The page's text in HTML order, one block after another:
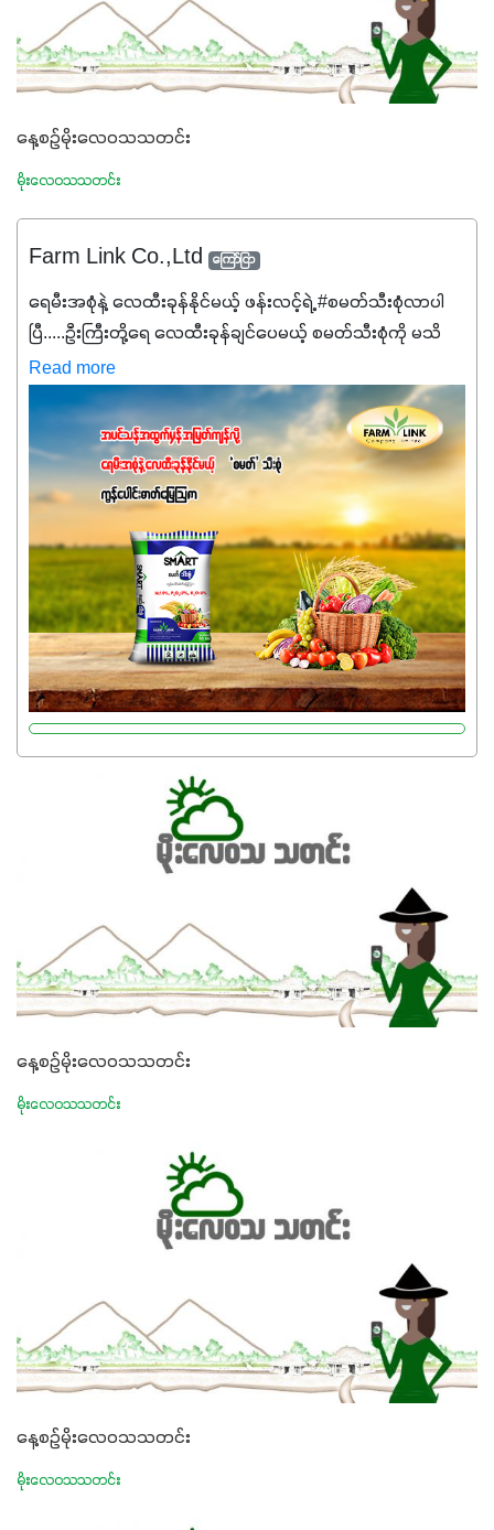
နေ့စဉ်မိုးလေဝသသတင်း
မိုးလေဝသသတင်း
Farm Link Co.,Ltd ကြော်ငြာ
ရေမီးအစုံနဲ့ လေထီးခုန်နိုင်မယ့် ဖန်းလင့်ရဲ့ #စမတ်သီးစုံလာပါ
ပြီ.....ဦးကြီးတို့ရေ ‌လေထီးခုန်ချင်ပေမယ့် စမတ်သီးစုံကို မသိ
သေးရင်တော့ ဒီစာလေးကို ဆက်ဖတ်‌ပေးပါ #စမတ်သီးစုံဆိုတာ
အပင်တိုင်းအတွက် အဓိကအာဟာရNPK (19:7:8)နဲ့ #ဟူးမစ်
အက်စစ်တို့ အချိုးကျ ပေါင်းစပ်ထားတဲ့ ကွန်ပေါင်း
ဓာတ်မြေဩဇာဖြစ်ပါတယ်။ အဓိကအကျိုးကျေးဇူးတွေအနေနဲ့
ကတော့ နိုက်ထရိုဂျင် 19%ပါဝင်တဲ့အတွက် ကလိုရိုဖီးလ်ဖွဲ့စည်း
မှုကို အားပေးကာ သီးနှံပင်များ၏အရွက်များစိမ်းလန်းသန်စွမ်း
ပြီး အစာချက်လုပ်မှုအားကောင်းစေပါတယ်။ အပင်၏ပင်ပိုင်း
ကြီးထွားမှုကို တိုးမြင့်စေကာ အပင်သန်၍ အကြီးမြန်စေပါတယ်။
သင့်တော်တဲ့ Phosphorus 7%ပါဝင်မှုကြောင့် အပင်ရဲ့ အမြစ်
ဖွဲ့စည်းတည်ဆောက်မှုကို ပို၍သန်မာလာအောင် အားပေးပါ
တယ်။ ဒါ့အပြင် ပန်းပွင့်ခြင်း၊အသီးသီးခြင်း၊အစေ့တည်ခြင်း
လုပ်ငန်းစဉ်များကိုလည်း အားပေးပါတယ်။ လုံလောက်တဲ့
Potassium 8%က အပင်ရဲ့ ရောဂါဒဏ်၊ရာသီဥတုဒဏ်ခံနိုင်ရည်
အရသာ ပိုမိုကောင်းမွန်စေဖို့အတွက် လိုအပ်တဲ့အာဟာရဓာတ်
ဖြစ်ပါတယ်။ ဟူးမစ်အက်စစ်ပါဝင်ပေါင်းစပ်ထားတဲ့အတွက်
အာဟာရဓာတ်စုပ်ယူမှုကောင်းမွန်လာခြင်း၊မြေဆီလွှာဖွဲ့စည်းပုံ
အကျိုးကျေးဇူးများစွာကိုရရှိစေမှာဖြစ်ပါတယ်။ စပါးအပါအဝင်
နှံစားသီးနှံများ၊ပဲအမျိုးမျိုး၊ဟင်းသီးဟင်းရွက်နဲ့ ဥယျာဉ်ခြံသီးနှံ
အားလုံးမှာ အသုံးပြုနိုင်တယ်ဆိုတော့ တစ်မျိုးတည်းနဲ့ အားလုံး
ပါဖက်(perfect)မယ့် စမတ်သီးစုံနော် အရွေးမမှားတာသေချာပြီ
မတ်သီးစုံကို သုံးကြပါစို့....
Read more
နေ့စဉ်မိုးလေဝသသတင်း
မိုးလေဝသသတင်း
နေ့စဉ်မိုးလေဝသသတင်း
မိုးလေဝသသတင်း